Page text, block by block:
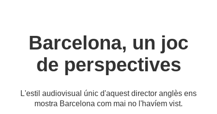
Barcelona, un joc
de perspectives
L'estil audiovisual únic d'aquest director anglès ens
mostra Barcelona com mai no l'havíem vist.